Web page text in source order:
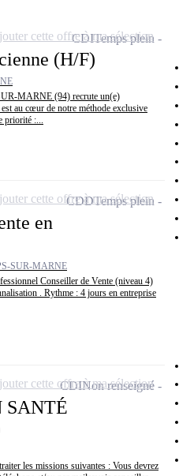
(H/F)
MARNE (94) recrute un(e)
au cœur de notre méthode exclusive
priorité :...
CDITemps plein
cette offre à ma sélection
en
SUR-MARNE
Conseiller de Vente (niveau 4)
. Rythme : 4 jours en entreprise
CDDTemps plein
cette offre à ma sélection
SANTÉ
les missions suivantes : Vous devrez
CDINon renseigné
cette offre à ma sélection